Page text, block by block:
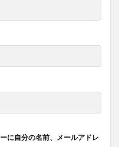
に自分の名前、メールアドレ